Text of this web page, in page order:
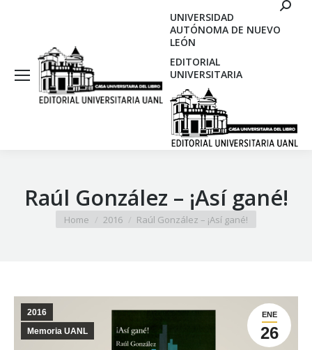
UNIVERSIDAD
AUTÓNOMA DE NUEVO
LEÓN
EDITORIAL
UNIVERSITARIA
Raúl González – ¡Así gané!
You are here:
Home 2016 Raúl González – ¡Así gané!
ENE
26
2016
Memoria UANL